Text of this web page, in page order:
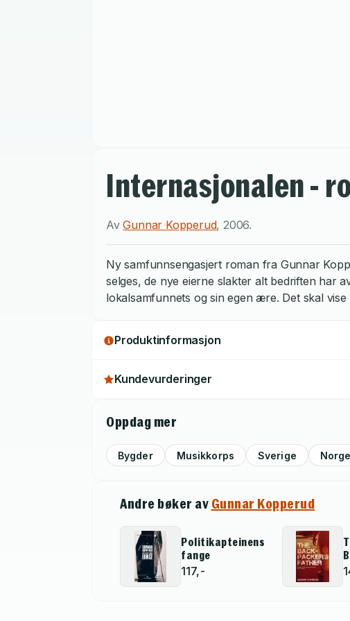
Internasjonalen -
AvGunnar Kopperud,2006.
Ny samfunnsengasjert roman fra Gunnar
selges, de nye eierne slakter alt bedriften har
lokalsamfunnets og sin egen ære. Det skal
Produktinformasjon
Kundevurderinger
Oppdag mer
Bygder Musikkorps Sverige Norge
Andre bøker av Gunnar Kopperud
Politikapteinens
fange
117,-